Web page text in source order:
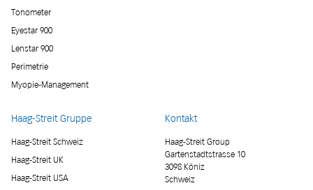
Tonometer
Eyestar 900
Lenstar 900
Perimetrie
Myopie-Management
Haag-Streit Gruppe
Haag-Streit Schweiz
Haag-Streit UK
Haag-Streit USA
Kontakt
Haag-Streit Group
Gartenstadtstrasse 10
3098 Köniz
Schweiz